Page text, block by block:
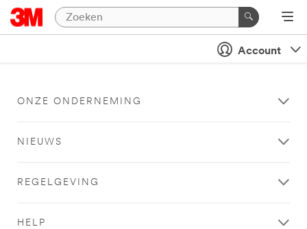
Account
ONZE ONDERNEMING
NIEUWS
REGELGEVING
HELP